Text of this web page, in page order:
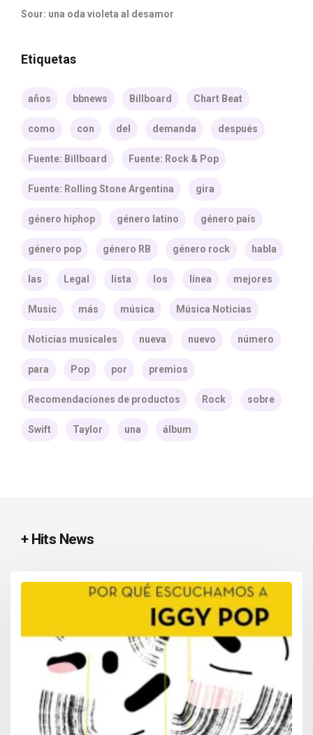
Sour: una oda violeta al desamor
Etiquetas
años bbnews Billboard Chart Beat
como con del demanda después
Fuente: Billboard Fuente: Rock & Pop
Fuente: Rolling Stone Argentina gira
género hiphop género latino género país
género pop género RB género rock habla
las Legal lista los línea mejores
Music más música Música Noticias
Noticias musicales nueva nuevo número
para Pop por premios
Recomendaciones de productos Rock sobre
Swift Taylor una álbum
+ Hits News